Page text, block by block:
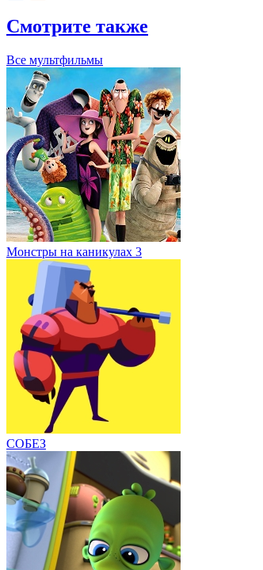
Смотрите также
Все мультфильмы
Монстры на каникулах 3
СОБЕЗ